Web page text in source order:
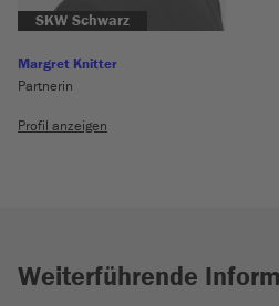
SKW Schwarz
Margret Knitter
Partnerin
Profil anzeigen
Weiterführende